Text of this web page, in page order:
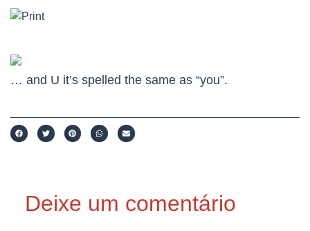
… and U it’s spelled the same as “you”.
Deixe um comentário